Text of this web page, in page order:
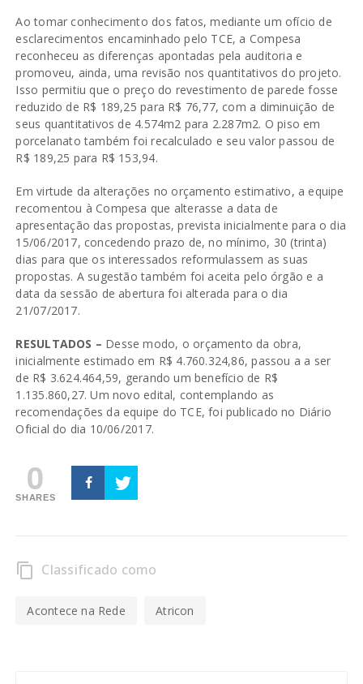
Ao tomar conhecimento dos fatos, mediante um ofício de
esclarecimentos encaminhado pelo TCE, a Compesa
reconheceu as diferenças apontadas pela auditoria e
promoveu, ainda, uma revisão nos quantitativos do projeto.
Isso permitiu que o preço do revestimento de parede fosse
reduzido de R$ 189,25 para R$ 76,77, com a diminuição de
seus quantitativos de 4.574m2 para 2.287m2. O piso em
porcelanato também foi recalculado e seu valor passou de
R$ 189,25 para R$ 153,94.
Em virtude da alterações no orçamento estimativo, a equipe
recomentou à Compesa que alterasse a data de
apresentação das propostas, prevista inicialmente para o dia
15/06/2017, concedendo prazo de, no mínimo, 30 (trinta)
dias para que os interessados reformulassem as suas
propostas. A sugestão também foi aceita pelo órgão e a
data da sessão de abertura foi alterada para o dia
21/07/2017.
RESULTADOS – Desse modo, o orçamento da obra,
inicialmente estimado em R$ 4.760.324,86, passou a a ser
de R$ 3.624.464,59, gerando um benefício de R$
1.135.860,27. Um novo edital, contemplando as
recomendações da equipe do TCE, foi publicado no Diário
Oficial do dia 10/06/2017.
0
SHARES
content_copy Classificado como
Acontece na Rede Atricon